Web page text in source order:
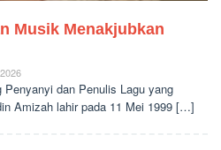
Musik Menakjubkan
dan Penulis Lagu yang
Amizah lahir pada 11 Mei 1999 […]